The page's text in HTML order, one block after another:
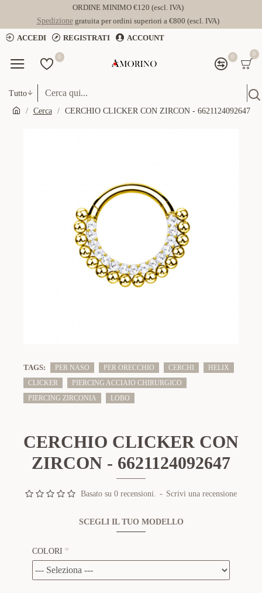
ORDINE MINIMO €120 (escl. IVA)
Spedizionegratuita per ordini superiori a €800 (escl. IVA)
ACCEDI
REGISTRATI ACCOUNT
0 0 0
Tutto
Cerca CERCHIO CLICKER CON ZIRCON - 6621124092647
TAGS: PER NASO PER ORECCHIO CERCHI
HELIX
CLICKER
PIERCING ACCIAIO CHIRURGICO
PIERCING ZIRCONIA
LOBO
CERCHIO CLICKER CON
ZIRCON - 6621124092647
Basato su 0 recensioni. - Scrivi una recensione
SCEGLI IL TUO MODELLO
COLORI